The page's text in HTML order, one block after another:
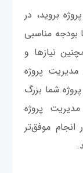
بروید، در
بودجه مناسبی
نیازها و
مدیریت پروژه
شما بزرگ
پروژه
موفق‌تر